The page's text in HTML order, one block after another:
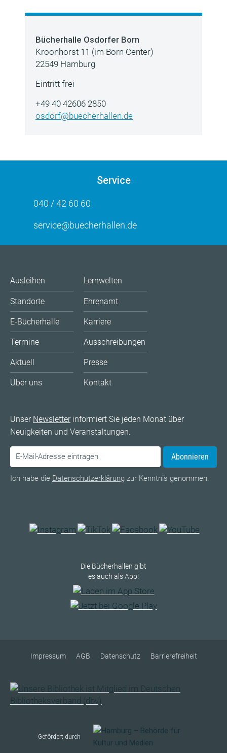
Bücherhalle Osdorfer Born
Kroonhorst 11 (im Born Center)
22549 Hamburg
Eintritt frei
+49 40 42606 2850
osdorf@buecherhallen.de
Service
040 / 42 60 60
service@buecherhallen.de
Ausleihen
Standorte
E-Bücherhalle
Termine
Aktuell
Über uns
Lernwelten
Ehrenamt
Karriere
Ausschreibungen
Presse
Kontakt
Unser Newsletterinformiert Sie jeden Monat über
Neuigkeiten und Veranstaltungen.
Abonnieren
Ich habe die Datenschutzerklärung zur Kenntnis genommen.
Die Bücherhallen gibt
es auch als App!
Impressum AGB Datenschutz Barrierefreiheit
Gefördert durch